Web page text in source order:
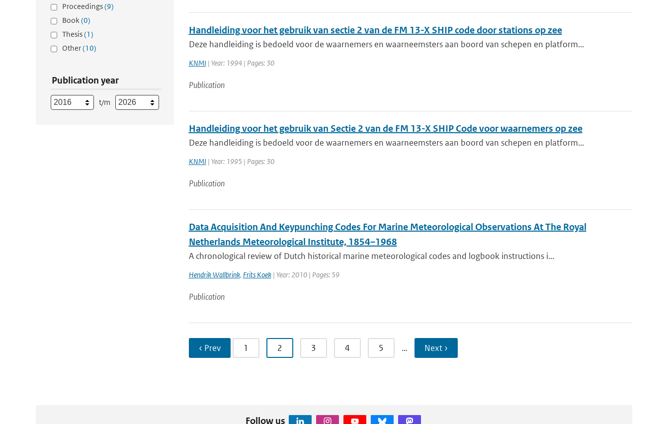
Proceedings(9)
Book(0)
Thesis(1)
Other(10)
Publication year
t/m
Handleiding voor het gebruik van sectie 2 van de FM 13-X SHIP code door stations op zee
Deze handleiding is bedoeld voor de waarnemers en waarneemsters aan boord van schepen en platform...
KNMI | Year: 1994 | Pages: 30
Publication
Handleiding voor het gebruik van Sectie 2 van de FM 13-X SHIP Code voor waarnemers op zee
Deze handleiding is bedoeld voor de waarnemers en waarneemsters aan boord van schepen en platform...
KNMI | Year: 1995 | Pages: 30
Publication
Data Acquisition And Keypunching Codes For Marine Meteorological Observations At The Royal
Netherlands Meteorological Institute, 1854–1968
A chronological review of Dutch historical marine meteorological codes and logbook instructions i...
Hendrik Wallbrink, Frits Koek| Year: 2010 | Pages: 59
Publication
‹ Prev 1 2 3 4 5 … Next ›
Follow us